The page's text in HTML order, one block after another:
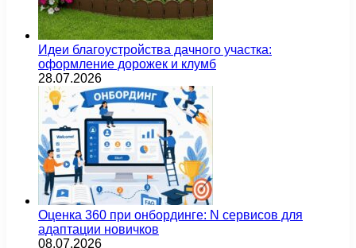
Идеи благоустройства дачного участка:
оформление дорожек и клумб
28.07.2026
Оценка 360 при онбординге: N сервисов для
адаптации новичков
08.07.2026